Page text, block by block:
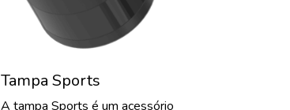
Tampa Sports
A tampa Sports é um acessório